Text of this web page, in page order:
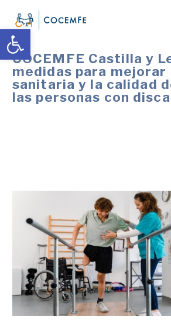
COCEMFE Castilla y
medidas para
sanitaria y la calidad
las personas con
Abrir barra de herramientas